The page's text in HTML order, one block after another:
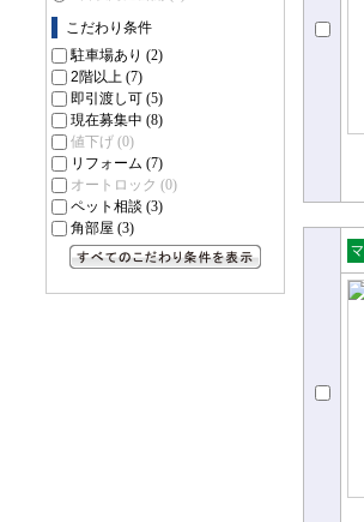
こだわり条件
駐車場あり (2)
2階以上 (7)
即引渡し可 (5)
現在募集中 (8)
値下げ (0)
リフォーム (7)
オートロック (0)
ペット相談 (3)
角部屋 (3)